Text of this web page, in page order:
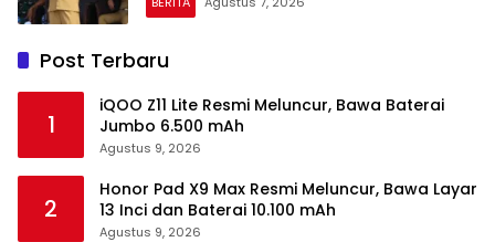
Post Terbaru
1
iQOO Z11 Lite Resmi Meluncur, Bawa Baterai
Jumbo 6.500 mAh
Agustus 9, 2026
2
Honor Pad X9 Max Resmi Meluncur, Bawa Layar
13 Inci dan Baterai 10.100 mAh
Agustus 9, 2026